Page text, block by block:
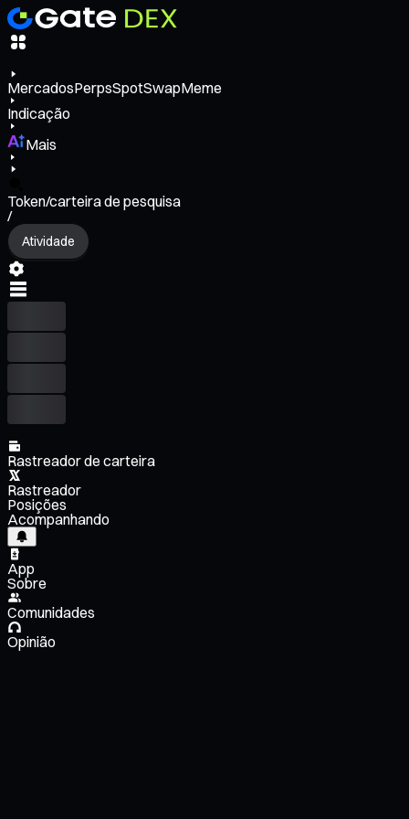
MercadosPerpsSpotSwapMeme
Indicação
Mais
Token/carteira de pesquisa
/
Atividade
Rastreador de carteira
Rastreador
Posições
Acompanhando
App
Sobre
Comunidades
Opinião